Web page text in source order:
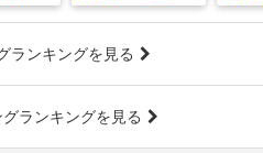
ランキングを見る
ランキングを見る